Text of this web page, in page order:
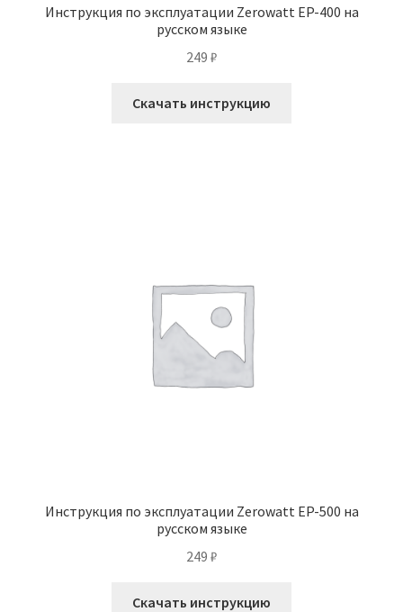
Инструкция по эксплуатации Zerowatt EP-400 на
русском языке
249 ₽
Скачать инструкцию
Инструкция по эксплуатации Zerowatt EP-500 на
русском языке
249 ₽
Скачать инструкцию